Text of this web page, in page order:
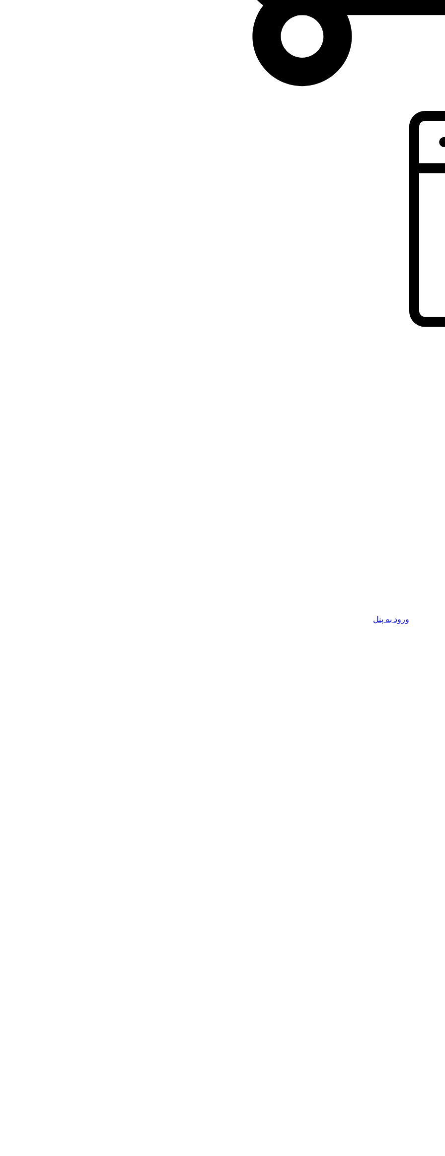
ورود به پنل